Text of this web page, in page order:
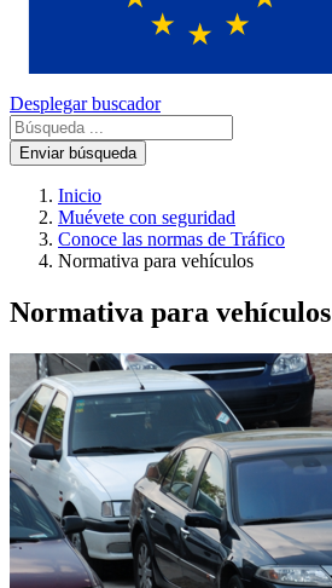
Desplegar buscador
Enviar búsqueda
Inicio
Muévete con seguridad
Conoce las normas de Tráfico
Normativa para vehículos
Normativa para vehículos